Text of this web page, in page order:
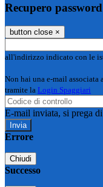
Recupero password
button close ×
all'indirizzo indicato con le
Non hai una e-mail associata
tramite la Login Spaggiari
E-mail inviata, si prega
Errore
Chiudi
Successo